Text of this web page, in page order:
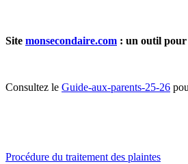
Site monsecondaire.com : un outil pour
Consultez le Guide-aux-parents-25-26
Procédure du traitement des plaintes